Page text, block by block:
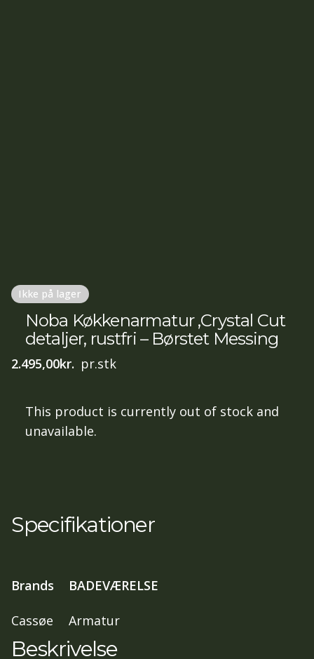
Ikke på lager
Noba Køkkenarmatur ,Crystal Cut
detaljer, rustfri – Børstet Messing
2.495,00kr. pr.stk
This product is currently out of stock and
unavailable.
Specifikationer
Brands BADEVÆRELSE
Cassøe Armatur
Beskrivelse